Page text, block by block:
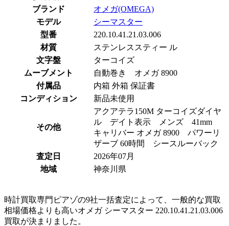
ブランド
オメガ(OMEGA)
モデル
シーマスター
型番
220.10.41.21.03.006
材質
ステンレススティー ル
文字盤
ターコイズ
ムーブメント
自動巻き オメガ 8900
付属品
内箱 外箱 保証書
コンディション
新品未使用
その他
アクアテラ150M ターコイ ズダイヤ
ル デイト表示 メンズ 41mm
キャリバ ー オメガ 890 0 パワーリ
ザー ブ 60時 間 シースルーバック
査定日
2026年07月
地域
神奈川県
時計買取専門ピアゾの9社一括査定によって、一般的な買取
相場価格よりも高いオメガ シーマスター 220.10.41.21.03.006
買取が決まりました。